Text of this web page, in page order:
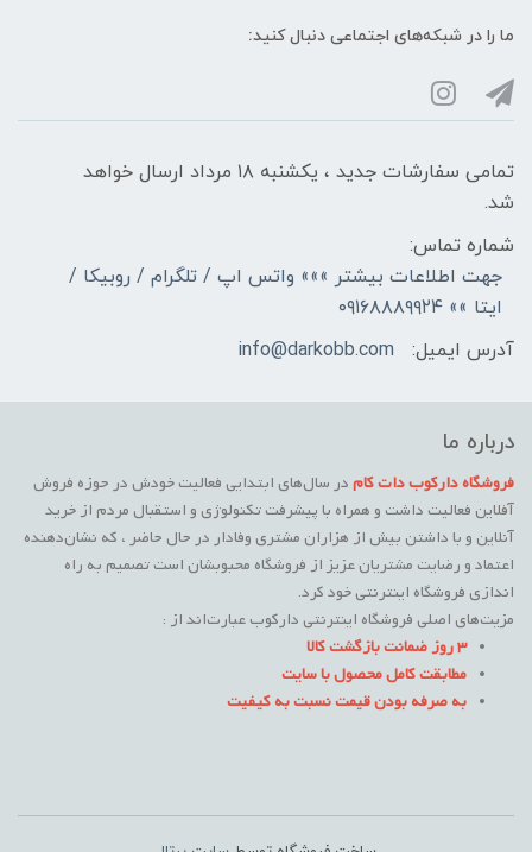
ما را در شبکه‌های اجتماعی دنبال کنید:
تمامی سفارشات جدید ، یکشنبه ۱۸ مرداد ارسال خواهد
شد.
شماره تماس:
جهت اطلاعات بیشتر »»» واتس اپ / تلگرام / روبیکا /
ایتا »» ۰۹۱۶۸۸۸۹۹۲۴
آدرس ایمیل:
info@darkobb.com
درباره ما
فروشگاه دارکوب دات کامدر سال‌های ابتدایی فعالیت خودش در حوزه فروش
آفلاین فعالیت داشت و همراه با پیشرفت تکنولوژی و استقبال مردم از خرید
آنلاین و با داشتن بیش از هزاران مشتری وفادار در حال حاضر ، که نشان‌دهنده
اعتماد و رضایت مشتریان عزیز از فروشگاه محبوبشان است تصمیم به راه
اندازی فروشگاه اینترنتی خود کرد.
مزیت‌های اصلی فروشگاه اینترنتی دارکوب عبارت‌اند از :
3 روز ضمانت بازگشت کالا
مطابقت کامل محصول با سایت
به صرفه بودن قیمت نسبت به کیفیت